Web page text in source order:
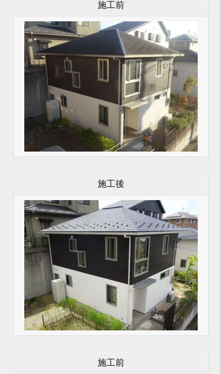
施工前
施工後
施工前